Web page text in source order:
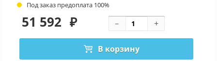
Под заказ предоплата 100%
51 592 ₽
В корзину